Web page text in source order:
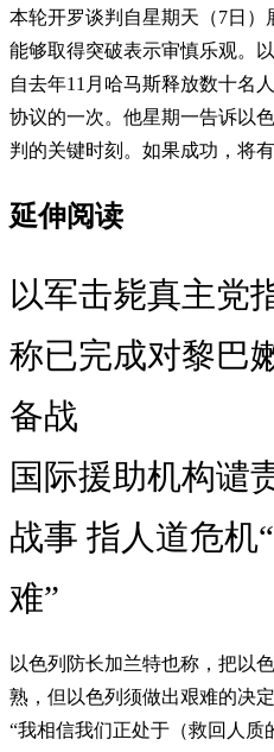
本轮开罗谈判自星期天（7日）
能够取得突破表示审慎乐观。
自去年11月哈马斯释放数十名
协议的一次。他星期一告诉以
判的关键时刻。如果成功，将
延伸阅读
以军击毙真主党
称已完成对黎巴
备战
国际援助机构谴
战事 指人道危机
难”
以色列防长加兰特也称，把以
熟，但以色列须做出艰难的决
“我相信我们正处于（救回人